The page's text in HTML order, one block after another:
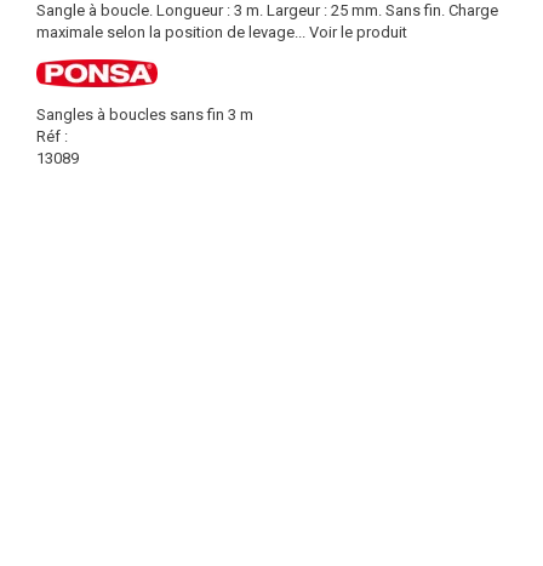
Sangle à boucle. Longueur : 3 m. Largeur : 25 mm. Sans fin. Charge
maximale selon la position de levage... Voir le produit
Sangles à boucles sans fin 3 m
Réf :
13089